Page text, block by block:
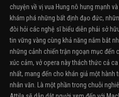
chuyện về vị vua Hung nô hung mạnh
khám phá những bất định đạo đức,
đòi hỏi các nghệ sĩ biểu diễn phải sở
tin vững vàng cùng khả năng nắm bắt
những cảnh chiến trận ngoạn mục đến
xúc cảm, vở opera này thách thức cả
nhất, mang đến cho khán giả một hành
nhân văn. Là một phần trong chuỗi